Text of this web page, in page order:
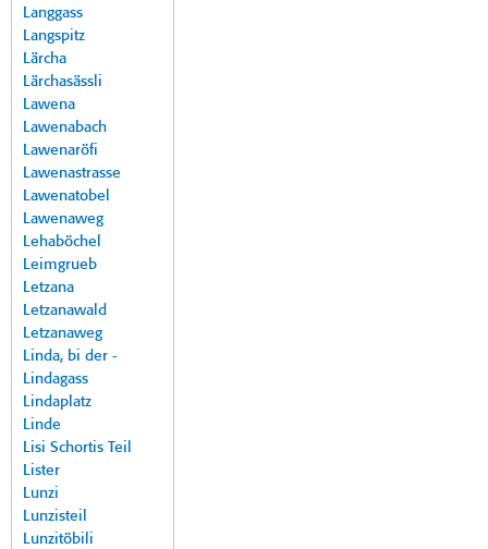
Langgass
Langspitz
Lärcha
Lärchasässli
Lawena
Lawenabach
Lawenaröfi
Lawenastrasse
Lawenatobel
Lawenaweg
Lehaböchel
Leimgrueb
Letzana
Letzanawald
Letzanaweg
Linda, bi der -
Lindagass
Lindaplatz
Linde
Lisi Schortis Teil
Lister
Lunzi
Lunzisteil
Lunzitöbili